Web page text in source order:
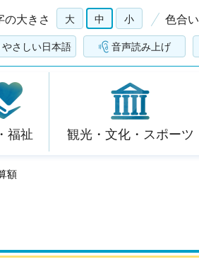
の大きさ 大 中 小 色合い
やさしい日本語 音声読み上げ
福祉 観光・文化・スポーツ
額